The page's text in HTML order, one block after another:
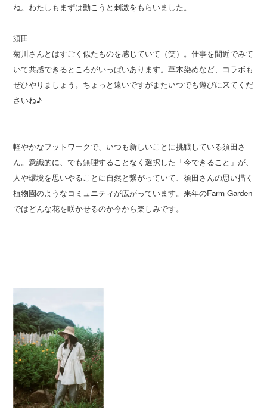
ね。わたしもまずは動こうと刺激をもらいました。
須田
菊川さんとはすごく似たものを感じていて（笑）。仕事を間近でみて
いて共感できるところがいっぱいあります。草木染めなど、コラボも
ぜひやりましょう。ちょっと遠いですがまたいつでも遊びに来てくだ
さいね♪
軽やかなフットワークで、いつも新しいことに挑戦している須田さ
ん。意識的に、でも無理することなく選択した「今できること」が、
人や環境を思いやることに自然と繋がっていて、須田さんの思い描く
植物園のようなコミュニティが広がっています。来年のFarm Garden
ではどんな花を咲かせるのか今から楽しみです。